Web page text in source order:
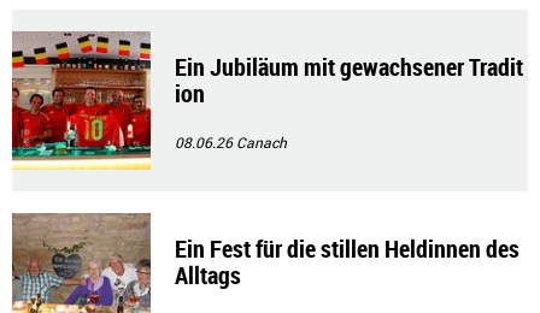
Ein Jubiläum mit gewachsener Tradit
ion
08.06.26Canach
Ein Fest für die stillen Heldinnen des
Alltags